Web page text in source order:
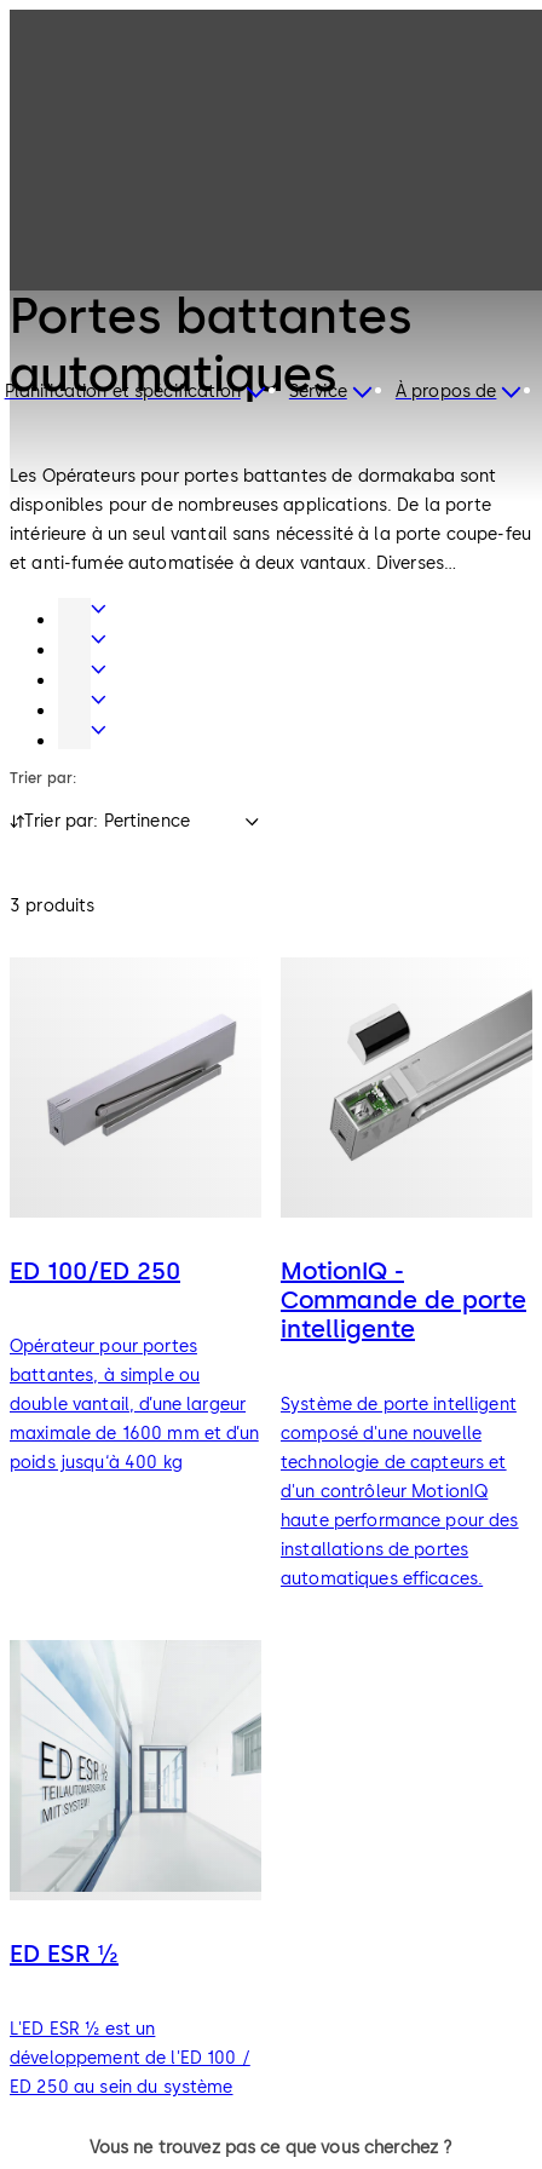
Planification et spécification Service À propos de
Portes battantes
automatiques
Les Opérateurs pour portes battantes de dormakaba sont
disponibles pour de nombreuses applications. De la porte
intérieure à un seul vantail sans nécessité à la porte coupe-feu
et anti-fumée automatisée à deux vantaux. Diverses
Technique
porte
Portes
automatiques
Serrures
mécaniques
Solutions
accès
temps
Serrures
fort
Trier par:
Trier par: Pertinence
3 produits
ED 100/ED 250
Opérateur pour portes
battantes, à simple ou
double vantail, d’une largeur
maximale de 1600 mm et d’un
poids jusqu‘à 400 kg
MotionIQ -
Commande de porte
intelligente
Système de porte intelligent
composé d'une nouvelle
technologie de capteurs et
d'un contrôleur MotionIQ
haute performance pour des
installations de portes
automatiques efficaces.
ED ESR ½
L'ED ESR ½ est un
développement de l'ED 100 /
ED 250 au sein du système
Vous ne trouvez pas ce que vous cherchez ?